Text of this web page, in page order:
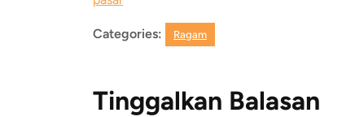
Categories: Ragam
Tinggalkan Balasan